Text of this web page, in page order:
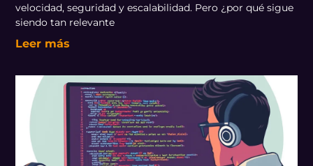
velocidad, seguridad y escalabilidad. Pero ¿por qué sigue
siendo tan relevante
Leer más